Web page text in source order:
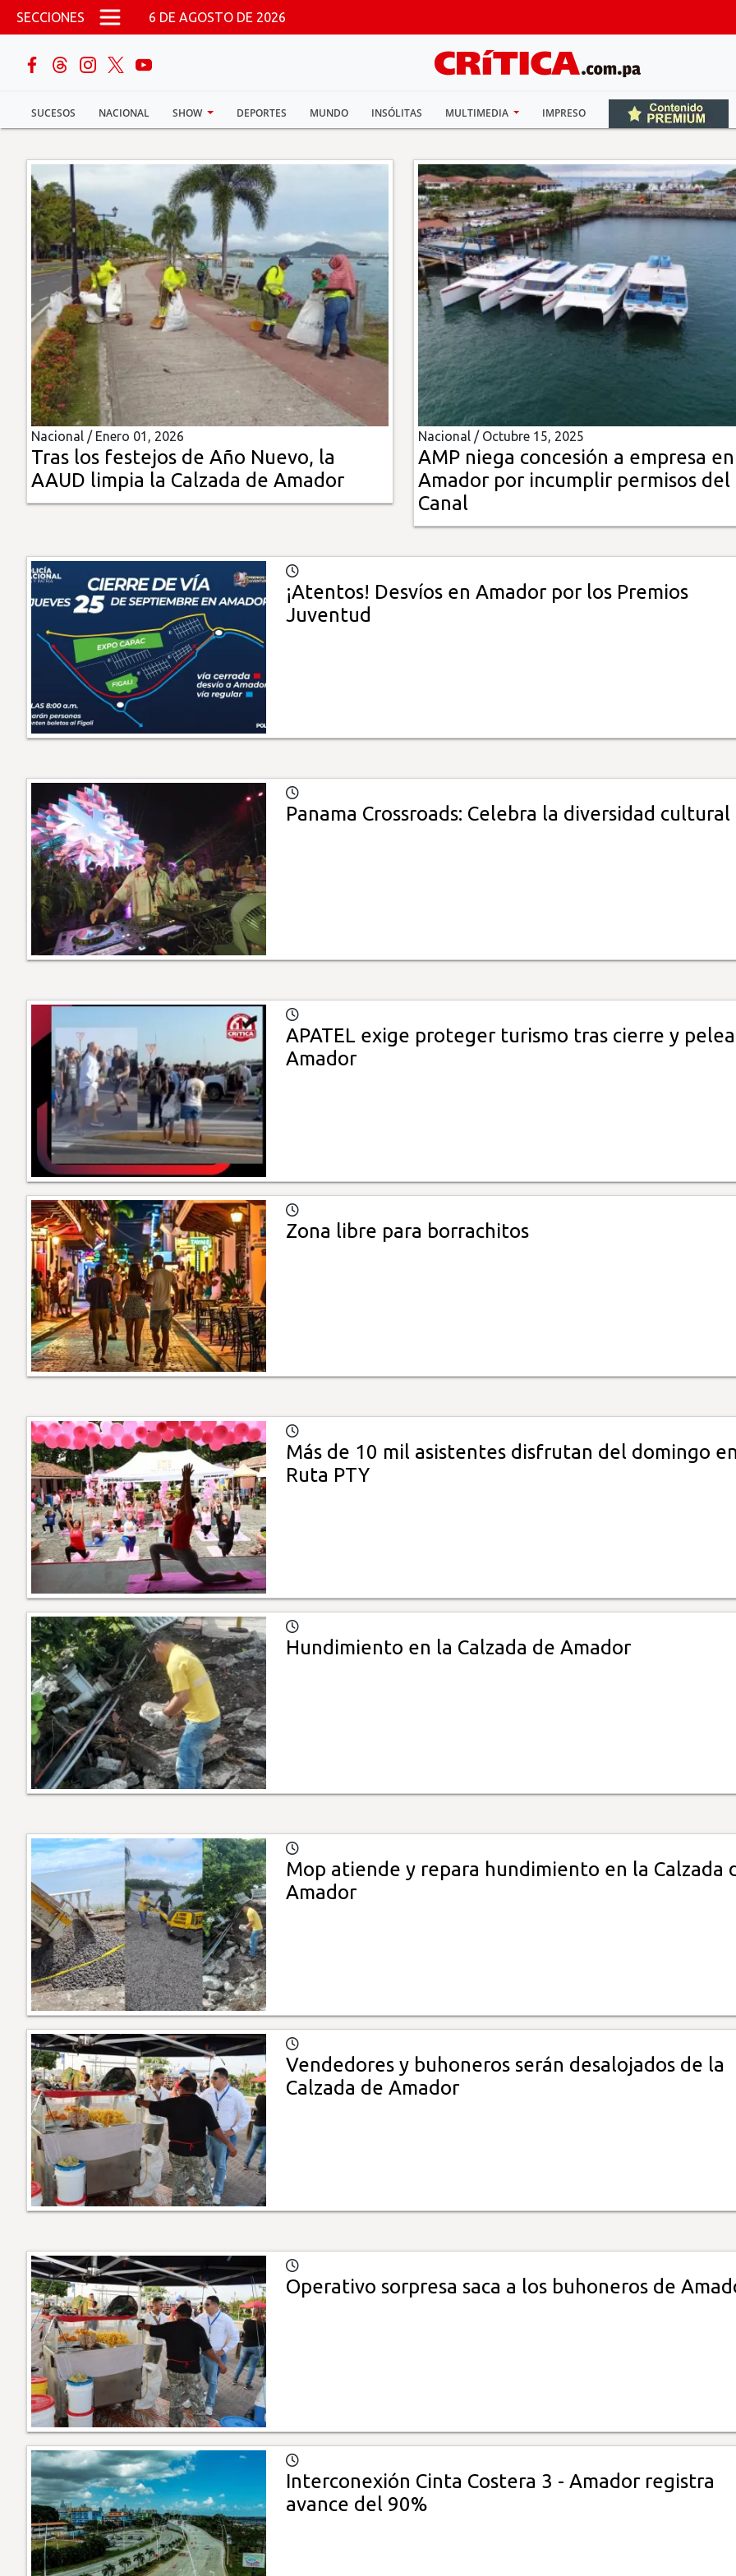
Pasar al contenido principal
SECCIONES 6 DE AGOSTO DE 2026
SUCESOS NACIONAL SHOW DEPORTES MUNDO INSÓLITAS MULTIMEDIA IMPRESO
buscar
Sucesos
Nacional
Política
Show
Deportes
Mundo
Insólitas
Multimedia
Impreso
Nacional / Enero 01, 2026
Tras los festejos de Año Nuevo, la
AAUD limpia la Calzada de Amador
Nacional / Octubre 15, 2025
AMP niega concesión a empresa en
Amador por incumplir permisos del
Canal
¡Atentos! Desvíos en Amador por los Premios
Juventud
Panama Crossroads: Celebra la diversidad cultural
APATEL exige proteger turismo tras cierre y
Amador
Zona libre para borrachitos
Más de 10 mil asistentes disfrutan del domingo
Ruta PTY
Hundimiento en la Calzada de Amador
Mop atiende y repara hundimiento en la Calzada
Amador
Vendedores y buhoneros serán desalojados de la
Calzada de Amador
Operativo sorpresa saca a los buhoneros de
Interconexión Cinta Costera 3 - Amador registra
avance del 90%